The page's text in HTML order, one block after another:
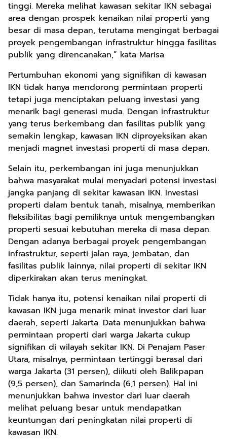
tinggi. Mereka melihat kawasan sekitar IKN sebagai
area dengan prospek kenaikan nilai properti yang
besar di masa depan, terutama mengingat berbagai
proyek pengembangan infrastruktur hingga fasilitas
publik yang direncanakan,” kata Marisa.
Pertumbuhan ekonomi yang signifikan di kawasan
IKN tidak hanya mendorong permintaan properti
tetapi juga menciptakan peluang investasi yang
menarik bagi generasi muda. Dengan infrastruktur
yang terus berkembang dan fasilitas publik yang
semakin lengkap, kawasan IKN diproyeksikan akan
menjadi magnet investasi properti di masa depan.
Selain itu, perkembangan ini juga menunjukkan
bahwa masyarakat mulai menyadari potensi investasi
jangka panjang di sekitar kawasan IKN. Investasi
properti dalam bentuk tanah, misalnya, memberikan
fleksibilitas bagi pemiliknya untuk mengembangkan
properti sesuai kebutuhan mereka di masa depan.
Dengan adanya berbagai proyek pengembangan
infrastruktur, seperti jalan raya, jembatan, dan
fasilitas publik lainnya, nilai properti di sekitar IKN
diperkirakan akan terus meningkat.
Tidak hanya itu, potensi kenaikan nilai properti di
kawasan IKN juga menarik minat investor dari luar
daerah, seperti Jakarta. Data menunjukkan bahwa
permintaan properti dari warga Jakarta cukup
signifikan di wilayah sekitar IKN. Di Penajam Paser
Utara, misalnya, permintaan tertinggi berasal dari
warga Jakarta (31 persen), diikuti oleh Balikpapan
(9,5 persen), dan Samarinda (6,1 persen). Hal ini
menunjukkan bahwa investor dari luar daerah
melihat peluang besar untuk mendapatkan
keuntungan dari peningkatan nilai properti di
kawasan IKN.